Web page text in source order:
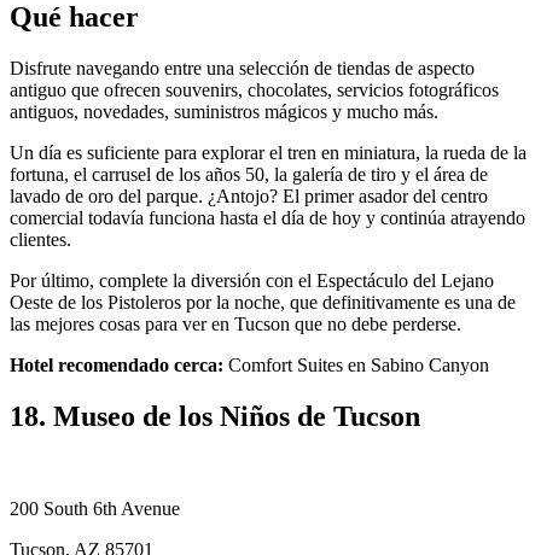
Qué hacer
Disfrute navegando entre una selección de tiendas de aspecto
antiguo que ofrecen souvenirs, chocolates, servicios fotográficos
antiguos, novedades, suministros mágicos y mucho más.
Un día es suficiente para explorar el tren en miniatura, la rueda de la
fortuna, el carrusel de los años 50, la galería de tiro y el área de
lavado de oro del parque. ¿Antojo? El primer asador del centro
comercial todavía funciona hasta el día de hoy y continúa atrayendo
clientes.
Por último, complete la diversión con el Espectáculo del Lejano
Oeste de los Pistoleros por la noche, que definitivamente es una de
las mejores cosas para ver en Tucson que no debe perderse.
Hotel recomendado cerca: Comfort Suites en Sabino Canyon
18. Museo de los Niños de Tucson
200 South 6th Avenue
Tucson, AZ 85701